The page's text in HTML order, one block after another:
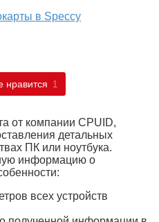
нравится 1
от компании CPUID,
детальных
ПК или ноутбука.
информацию о
всех устройств